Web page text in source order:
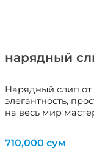
нарядный
Нарядный слип от
элегантность,
на весь мир
710,000 сум